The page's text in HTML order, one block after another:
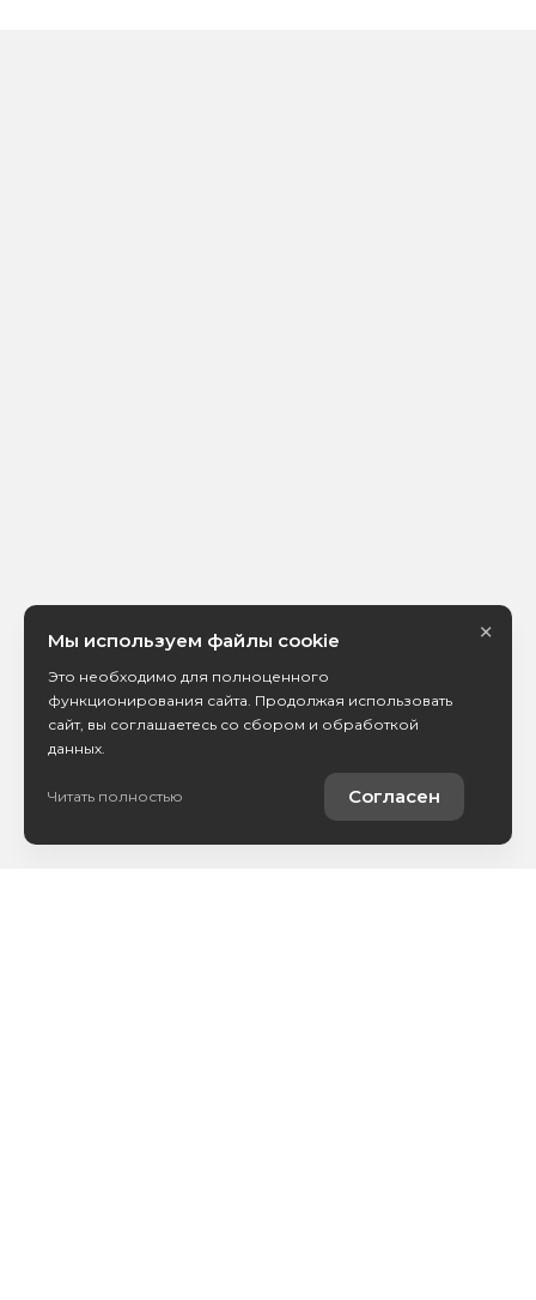
Мы используем файлы cookie
Это необходимо для полноценного
функционирования сайта. Продолжая использовать
сайт, вы соглашаетесь со сбором и обработкой
данных.
Читать полностью Согласен
×